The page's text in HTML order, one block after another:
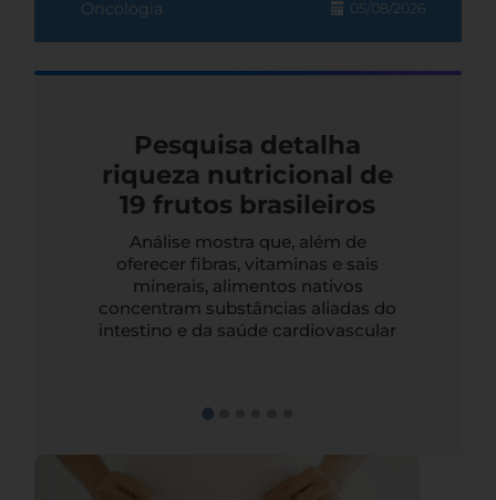
Oncologia 05/08/2026
Pesquisa detalha
riqueza nutricional de
19 frutos brasileiros
Análise mostra que, além de
oferecer fibras, vitaminas e sais
minerais, alimentos nativos
concentram substâncias aliadas do
intestino e da saúde cardiovascular